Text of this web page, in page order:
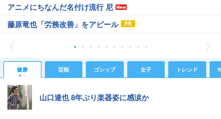
アニメにちなんだ名付け流行 尼
藤原竜也「労務改善」をアピール
健康 芸能 ゴシップ 女子 トレンド
山口達也 8年ぶり楽器姿に感涙か